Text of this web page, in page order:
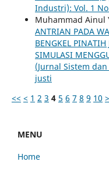
Industri): Vol. 1
Muhammad Ainul
ANTRIAN PADA
BENGKEL
SIMULASI
(Jurnal Sistem
justi
<< < 1 2 3 4 5 6 7 8 9 10 >
MENU
Home